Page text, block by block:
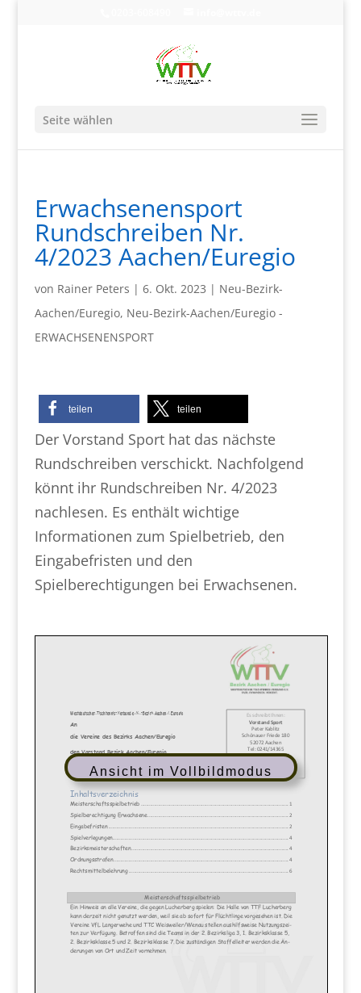
Seite wählen
Erwachsenensport
Rundschreiben Nr.
4/2023 Aachen/Euregio
von Rainer Peters | 6. Okt. 2023 | Neu-Bezirk-
Aachen/Euregio, Neu-Bezirk-Aachen/Euregio -
ERWACHSENENSPORT
teilen teilen
Der Vorstand Sport hat das nächste
Rundschreiben verschickt. Nachfolgend
könnt ihr Rundschreiben Nr. 4/2023
nachlesen. Es enthält wichtige
Informationen zum Spielbetrieb, den
Eingabefristen und den
Spielberechtigungen bei Erwachsenen.
Ansicht im Vollbildmodus